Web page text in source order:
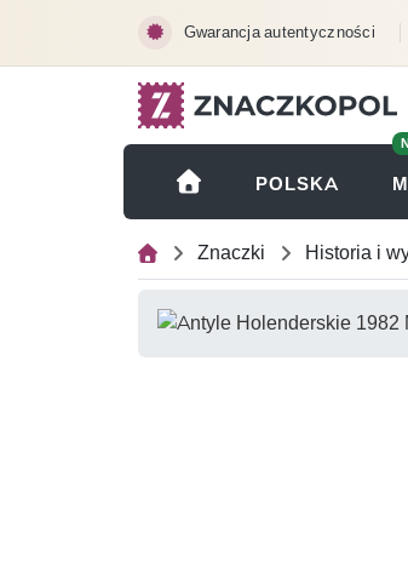
Gwarancja autentyczności
POLSKA
Znaczki Historia i